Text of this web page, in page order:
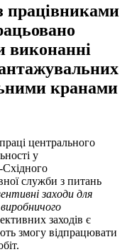
працівниками
виконанні
кранами
центрального
у
Східного
служби з питань
заходи для
заходів є
змогу відпрацювати